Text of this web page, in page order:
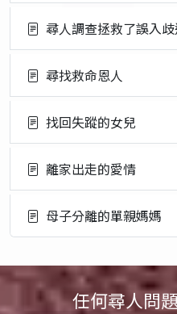
尋人調查拯救了誤入
尋找救命恩人
找回失蹤的女兒
離家出走的愛情
母子分離的單親媽媽
任何尋人問